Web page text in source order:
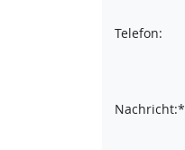
Telefon:
Nachricht:*